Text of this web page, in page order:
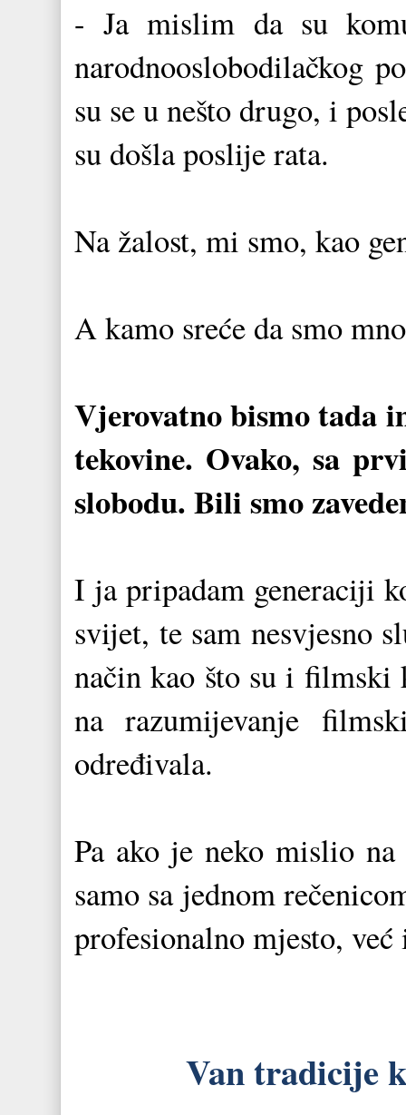
- Ja mislim da su
narodnooslobodilačkog
su se u nešto drugo, i
su došla poslije rata.
Na žalost, mi smo, kao
A kamo sreće da smo
Vjerovatno bismo tada
tekovine. Ovako, sa
slobodu. Bili smo
I ja pripadam generaciji
svijet, te sam nesvjesno
način kao što su i
na razumijevanje
određivala.
Pa ako je neko mislio
samo sa jednom
profesionalno mjesto,
Van tradicije